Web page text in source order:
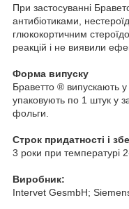
При застосуванні
антибіотиками,
глюкокортичним
реакцій і не виявили
Форма випуску
Браветто ® випускають
упаковують по 1 штук у
фольги.
Строк придатності і
3 роки при температурі
Виробник:
Intervet GesmbH;